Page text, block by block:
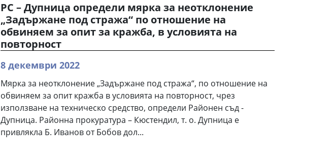
РС – Дупница определи мярка за неотклонение
„Задържане под стража“ по отношение на
обвиняем за опит за кражба, в условията на
повторност
8 декември 2022
Мярка за неотклонение „Задържане под стража“, по отношение на
обвиняем за опит кражба в условията на повторност, чрез
използване на техническо средство, определи Районен съд -
Дупница. Районна прокуратура – Кюстендил, т. о. Дупница е
привлякла Б. Иванов от Бобов дол...